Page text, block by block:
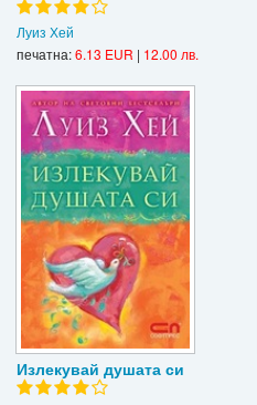
Луиз Хей
печатна:6.13 EUR | 12.00 лв.
Излекувай душата си